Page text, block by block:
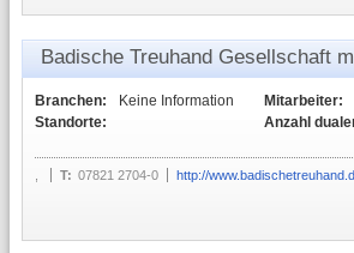
Badische Treuhand Gesellschaft
Branchen:
Keine Information
Standorte:
Mitarbeiter:
Anzahl
T: 07821 2704-0 http://